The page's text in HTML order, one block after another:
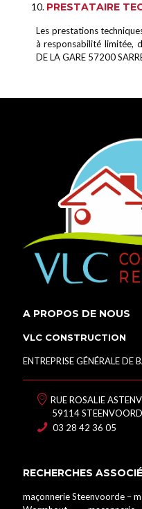
PRESTATAIRE
Les prestations
à responsabilité limitée,
DE LA GARE 57200
A PROPOS DE NOUS
VLC CONSTRUCTION
ENTREPRISE GÉNÉRALE
RUE ROSALIE
59114
03 28 42 36 05
RECHERCHES
maçonnerie Steenvoorde –